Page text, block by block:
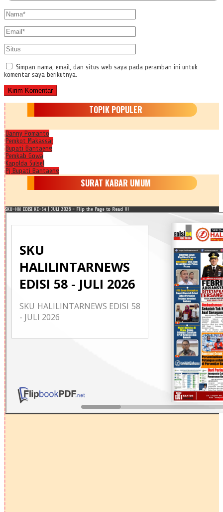
Simpan nama, email, dan situs web saya pada peramban ini untuk
komentar saya berikutnya.
TOPIK POPULER
Danny Pomanto
Pemkot Makassar
Bupati Bantaeng
Pemkab Gowa
Kapolda Sulsel
Pj Bupati Bantaeng
SURAT KABAR UMUM
SKU-HN EDISI KE-54 | JULI 2026 - Flip the Page to Read !!!